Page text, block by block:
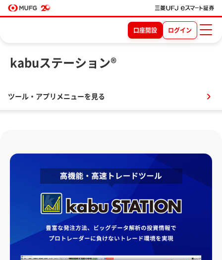
口座開設 ログイン
kabuステーション®
ツール・アプリメニューを見る